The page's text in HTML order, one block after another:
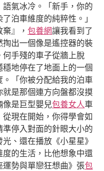
氣冰冷。「新手，你的
泊車維度的純粹性。」
』， 包養網讓我看到了
出一個像是遙控器的裝
手殘的車子從牆上脫
地停在了地面上的一個
「你被分配給我的泊車
是那個連方向盤都沒摸
是巨型嬰兒包養女人車
現在開始，你得學會如
停入對面的針眼大小的
、還在播放《小星星》
的生活，比他想象中還
勢與單戀狂想曲》張包